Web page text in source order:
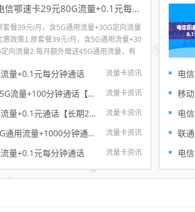
电信鄂速卡29元80G流量+0.1元每分钟通话
套餐39元/月，含5G通用流量+30G定向流量
惠政策1.原套餐39元/月，含5G通用流量+30
定向流量2.每月额外赠送45G通用流量，有
按天折算）3.充50送50，本金立即到账，赠
送50元分5个月返还，每个月返10元4.激活当
月享40元体验金，体验金...
流量卡资讯
量+0.1元每分钟通话
流量卡资讯
移动大泸卡29元+275G流量+100分钟通话【只发上海市内】
流量卡资讯
电信新星卡29元80G流量+0.1元通话【长期20年套餐】
流量卡资讯
联通津联卡38元240G通用流量+1000分钟通话【到期自动续约】
流量卡资讯
量+0.1元每分钟通话
电
电